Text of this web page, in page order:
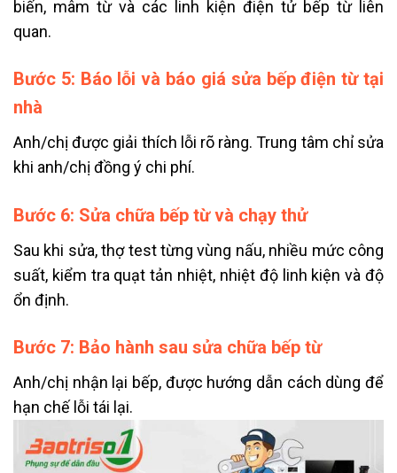
biến, mâm từ và các linh kiện điện tử bếp từ liên
quan.
Bước 5: Báo lỗi và báo giá sửa bếp điện từ tại
nhà
Anh/chị được giải thích lỗi rõ ràng. Trung tâm chỉ sửa
khi anh/chị đồng ý chi phí.
Bước 6: Sửa chữa bếp từ và chạy thử
Sau khi sửa, thợ test từng vùng nấu, nhiều mức công
suất, kiểm tra quạt tản nhiệt, nhiệt độ linh kiện và độ
ổn định.
Bước 7: Bảo hành sau sửa chữa bếp từ
Anh/chị nhận lại bếp, được hướng dẫn cách dùng để
hạn chế lỗi tái lại.